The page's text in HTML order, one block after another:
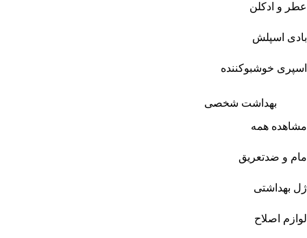
عطر و ادکلن
بادی اسپلش
اسپری خوشبوکننده
بهداشت شخصی
مشاهده همه
مام و ضدتعریق
ژل بهداشتی
لوازم اصلاح